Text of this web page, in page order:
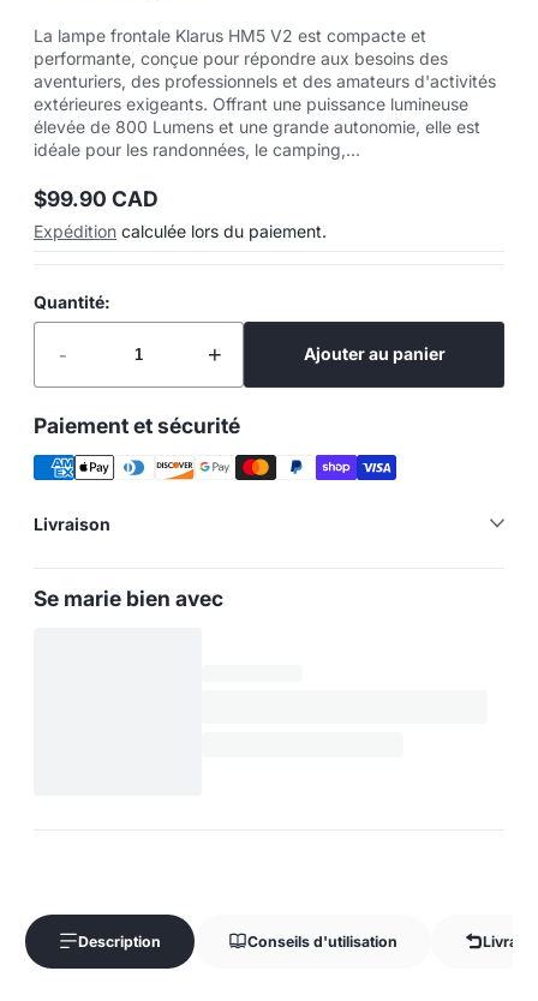
La lampe frontale Klarus HM5 V2 est compacte et
performante, conçue pour répondre aux besoins des
aventuriers, des professionnels et des amateurs d'activités
extérieures exigeants. Offrant une puissance lumineuse
élevée de 800 Lumens et une grande autonomie, elle est
idéale pour les randonnées, le camping,...
Prix
normal
$99.90 CAD
Expédition calculée lors du paiement.
Quantité:
- + Ajouter au panier
Paiement et sécurité
Livraison
Se marie bien avec
Description Conseils d'utilisation